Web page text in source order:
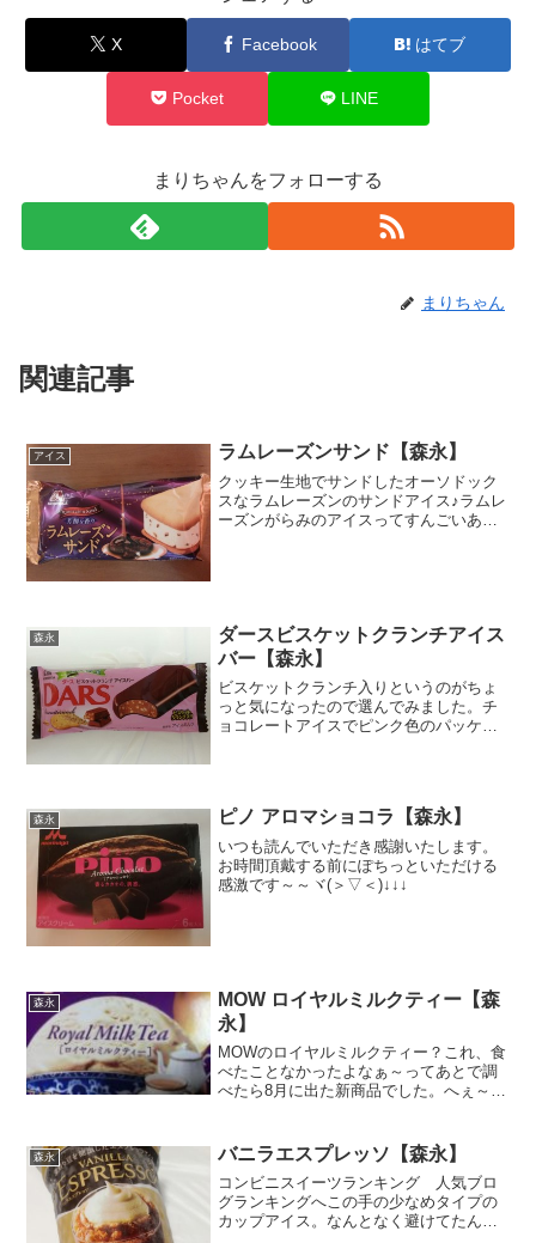
X Facebook はてブ
Pocket LINE
まりちゃんをフォローする
まりちゃん
関連記事
アイス ラムレーズンサンド【森永】
クッキー生地でサンドしたオーソドック
スなラムレーズンのサンドアイス♪ラムレ
ーズンがらみのアイスってすんごいある
森永
ダースビスケットクランチアイス
バー【森永】
ビスケットクランチ入りというのがちょ
っと気になったので選んでみました。チ
ョコレートアイスでピンク色のパッケー
チョコバーです。切り口チ...
森永 ピノ アロマショコラ【森永】
いつも読んでいただき感謝いたします。
お時間頂戴する前にぽちっといただける
感激です～～ヾ(＞▽＜)↓↓↓
森永
MOW ロイヤルミルクティー【森
永】
MOWのロイヤルミルクティー？これ、食
べたことなかったよなぁ～ってあとで調
べたら8月に出た新商品でした。へぇ～ロ
思議。それはいいとして、紅茶の中でも
私はこのロイヤルミル...
森永 バニラエスプレッソ【森永】
コンビニスイーツランキング 人気ブロ
グランキングへこの手の少なめタイプの
カップアイス。なんとなく避けてたんで